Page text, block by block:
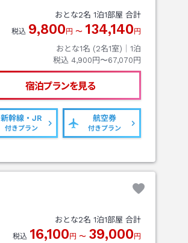
おとな2名 1泊1部屋 合計
税込 9,800 円 〜 134,140 円
おとな1名 (2名1室)｜ 1泊
税込 4,900円〜67,070円
宿泊プランを見る
新幹線・JR
付きプラン
航空券
付きプラン
おとな2名 1泊1部屋 合計
税込 16,100 円 〜 39,000 円